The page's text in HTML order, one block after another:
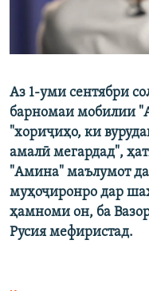
Аз 1-уми сентябри
барномаи мобилии
"хориҷиҳо, ки
амалӣ мегардад",
"Амина" маълумот
муҳоҷиронро дар
ҳамноми он, ба
Русия мефиристад.